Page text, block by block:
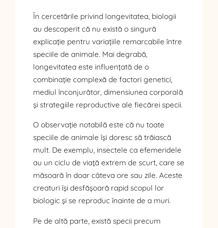
În cercetările privind longevitatea, biologii
au descoperit că nu există o singură
explicație pentru variațiile remarcabile între
speciile de animale. Mai degrabă,
longevitatea este influențată de o
combinație complexă de factori genetici,
mediul înconjurător, dimensiunea corporală
și strategiile reproductive ale fiecărei specii.
O observație notabilă este că nu toate
speciile de animale își doresc să trăiască
mult. De exemplu, insectele ca efemeridele
au un ciclu de viață extrem de scurt, care se
măsoară în doar câteva ore sau zile. Aceste
creaturi își desfășoară rapid scopul lor
biologic și se reproduc înainte de a muri.
Pe de altă parte, există specii precum